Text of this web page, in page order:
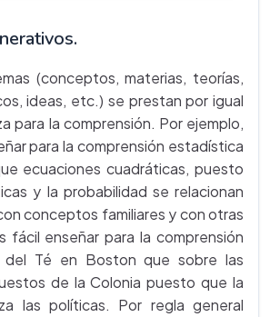
(conceptos, materias, teorías,
ideas, etc.) se prestan por igual
para la comprensión. Por ejemplo,
para la comprensión estadística
ecuaciones cuadráticas, puesto
y la probabilidad se relacionan
conceptos familiares y con otras
fácil enseñar para la comprensión
del Té en Boston que sobre las
de la Colonia puesto que la
las políticas. Por regla general